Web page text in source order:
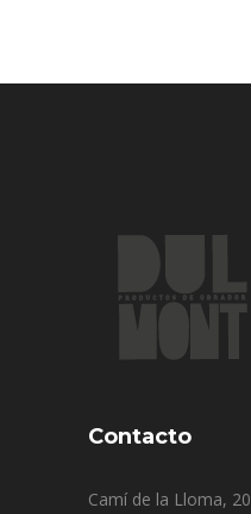
Contacto
Camí de la Lloma, 20